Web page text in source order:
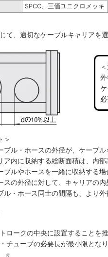
SPCC、三価ユニクロメッキ
て、適切なケーブルキャリアを
＞
ル・ホースの外径が、ケーブ
内に収納する総断面積は、内
ルやホースを一緒に収納する
の外径に対して、キャリアの
・ホース同士の間隔も、より
ロークの中央に設置することを
チューブの必要長が最小限とな